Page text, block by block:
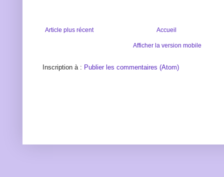
Article plus récent Accueil
Afficher la version mobile
Inscription à : Publier les commentaires (Atom)